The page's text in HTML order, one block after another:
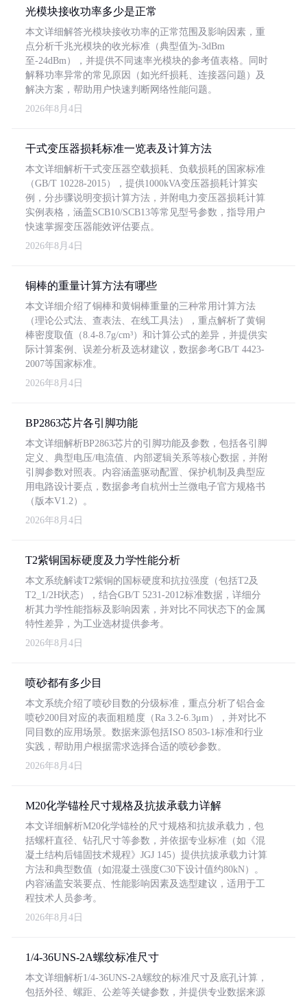
光模块接收功率多少是正常
本文详细解答光模块接收功率的正常范围及影响因素，重
点分析千兆光模块的收光标准（典型值为-3dBm
至-24dBm），并提供不同速率光模块的参考值表格。同时
解释功率异常的常见原因（如光纤损耗、连接器问题）及
解决方案，帮助用户快速判断网络性能问题。
2026年8月4日
干式变压器损耗标准一览表及计算方法
本文详细解析干式变压器空载损耗、负载损耗的国家标准
（GB/T 10228-2015），提供1000kVA变压器损耗计算实
例，分步骤说明变损计算方法，并附电力变压器损耗计算
实例表格，涵盖SCB10/SCB13等常见型号参数，指导用户
快速掌握变压器能效评估要点。
2026年8月4日
铜棒的重量计算方法有哪些
本文详细介绍了铜棒和黄铜棒重量的三种常用计算方法
（理论公式法、查表法、在线工具法），重点解析了黄铜
棒密度取值（8.4-8.7g/cm³）和计算公式的差异，并提供实
际计算案例、误差分析及选材建议，数据参考GB/T 4423-
2007等国家标准。
2026年8月4日
BP2863芯片各引脚功能
本文详细解析BP2863芯片的引脚功能及参数，包括各引脚
定义、典型电压/电流值、内部逻辑关系等核心数据，并附
引脚参数对照表。内容涵盖驱动配置、保护机制及典型应
用电路设计要点，数据参考自杭州士兰微电子官方规格书
（版本V1.2）。
2026年8月4日
T2紫铜国标硬度及力学性能分析
本文系统解读T2紫铜的国标硬度和抗拉强度（包括T2及
T2_1/2H状态），结合GB/T 5231-2012标准数据，详细分
析其力学性能指标及影响因素，并对比不同状态下的金属
特性差异，为工业选材提供参考。
2026年8月4日
喷砂都有多少目
本文系统介绍了喷砂目数的分级标准，重点分析了铝合金
喷砂200目对应的表面粗糙度（Ra 3.2-6.3μm），并对比不
同目数的应用场景。数据来源包括ISO 8503-1标准和行业
实践，帮助用户根据需求选择合适的喷砂参数。
2026年8月4日
M20化学锚栓尺寸规格及抗拔承载力详解
本文详细解析M20化学锚栓的尺寸规格和抗拔承载力，包
括螺杆直径、钻孔尺寸等参数，并依据专业标准（如《混
凝土结构后锚固技术规程》JGJ 145）提供抗拔承载力计算
方法和典型数值（如混凝土强度C30下设计值约80kN）。
内容涵盖安装要点、性能影响因素及选型建议，适用于工
程技术人员参考。
2026年8月4日
1/4-36UNS-2A螺纹标准尺寸
本文详细解析1/4-36UNS-2A螺纹的标准尺寸及底孔计算，
包括外径、螺距、公差等关键参数，并提供专业数据来源